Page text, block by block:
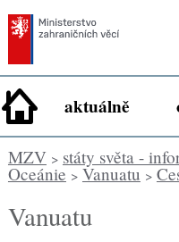
aktuálně
MZV> státy světa -
Oceánie > Vanuatu >
Vanuatu